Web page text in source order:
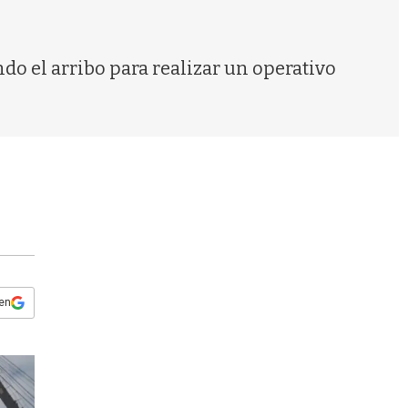
el arribo para realizar un operativo